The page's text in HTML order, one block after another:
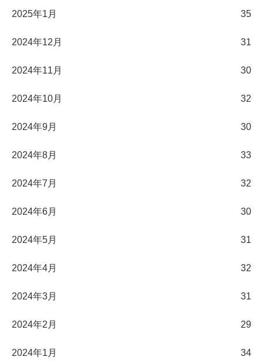
2025年1月 35
2024年12月 31
2024年11月 30
2024年10月 32
2024年9月 30
2024年8月 33
2024年7月 32
2024年6月 30
2024年5月 31
2024年4月 32
2024年3月 31
2024年2月 29
2024年1月 34